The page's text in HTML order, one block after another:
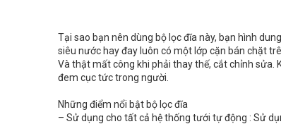
Tại sao bạn nên dùng bộ lọc đĩa này, bạn hình
siêu nước hay đay luôn có một lớp cặn bán chặt
Và thật mất công khi phải thay thế, cắt chỉnh
đem cục tức trong người.
Những điểm nổi bật bộ lọc đĩa
– Sử dụng cho tất cả hệ thống tưới tự động : Sử